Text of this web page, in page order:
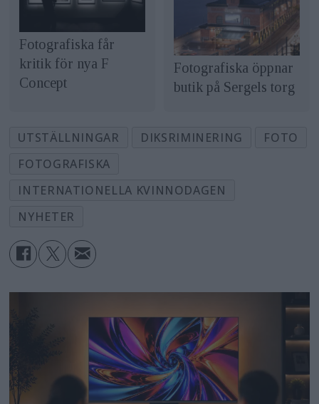
Fotografiska får
kritik för nya F
Concept
Fotografiska öppnar
butik på Sergels torg
UTSTÄLLNINGAR DIKSRIMINERING
FOTO
FOTOGRAFISKA
INTERNATIONELLA KVINNODAGEN
NYHETER